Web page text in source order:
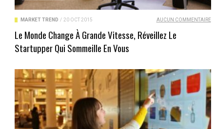
MARKET TREND / 20 OCT 2015 AUCUN COMMENTAIRE
Le Monde Change À Grande Vitesse, Réveillez Le
Startupper Qui Sommeille En Vous